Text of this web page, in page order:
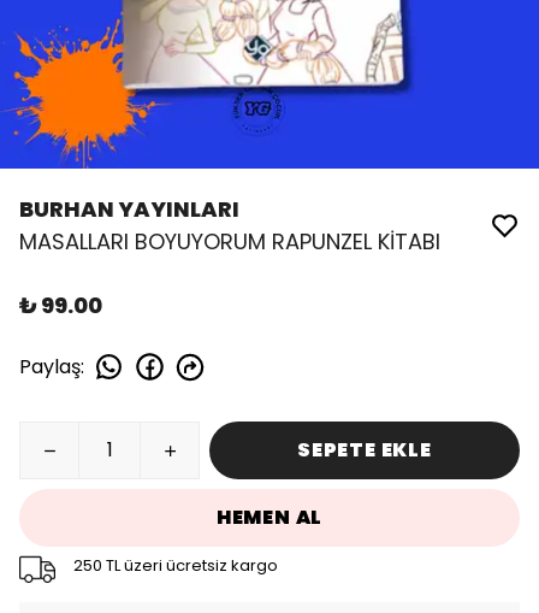
BURHAN YAYINLARI
MASALLARI BOYUYORUM RAPUNZEL KİTABI
₺ 99.00
Paylaş:
SEPETE EKLE
HEMEN AL
250 TL üzeri ücretsiz kargo